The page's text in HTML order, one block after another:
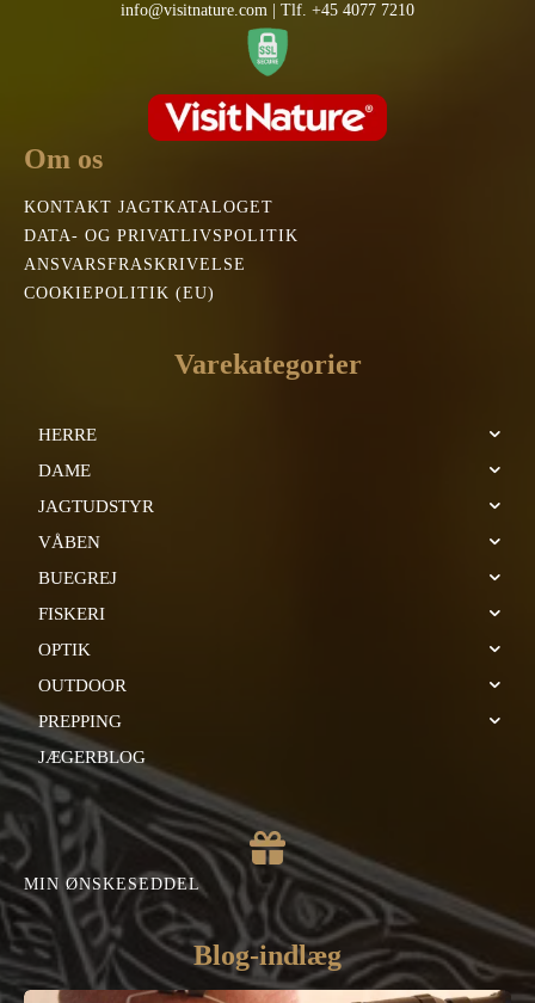
info@visitnature.com | Tlf. +45 4077 7210
Om os
KONTAKT JAGTKATALOGET
DATA- OG PRIVATLIVSPOLITIK
ANSVARSFRASKRIVELSE
COOKIEPOLITIK (EU)
Varekategorier
HERRE
DAME
JAGTUDSTYR
VÅBEN
BUEGREJ
FISKERI
OPTIK
OUTDOOR
PREPPING
JÆGERBLOG
MIN ØNSKESEDDEL
Blog-indlæg